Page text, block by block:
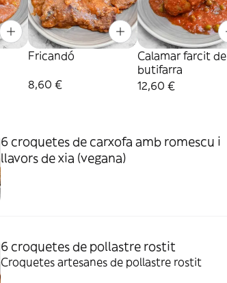
Fricandó
8,60 €
Calamar farcit de
butifarra
12,60 €
6 croquetes de carxofa amb romescu i
llavors de xia (vegana)
6 croquetes de pollastre rostit
Croquetes artesanes de pollastre rostit